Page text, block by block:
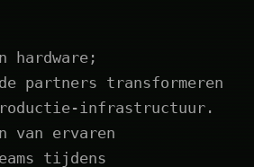
hardware;
partners transformeren
infrastructuur.
van ervaren
tijdens